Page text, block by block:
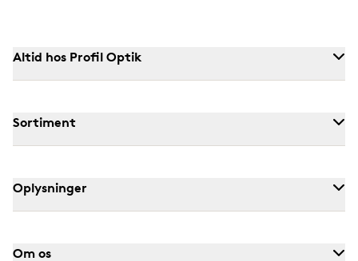
Altid hos Profil Optik
Sortiment
Oplysninger
Om os